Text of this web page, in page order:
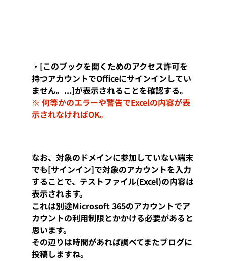
・[このブックを開くためのアクセス許可を
持つアカウントでOfficeにサインインしてい
ません。...]が表示されることを確認する。
※ 何等かのエラーや警告でExcelの内容が表
示されなければOK。
なお、対象のドメインに参加していない端末
でも[サインイン]で対象のアカウントを入力
することで、テストファイル(Excel)の内容は
表示されます。
これは別途Microsoft 365のアカウントでア
カウントの利用制限とかかける必要があると
思います。
その辺りは時間があれば調べてまたブログに
投稿しますね。